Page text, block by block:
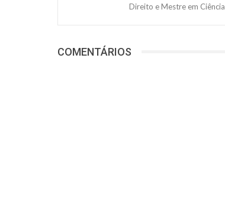
Direito e Mestre em
COMENTÁRIOS